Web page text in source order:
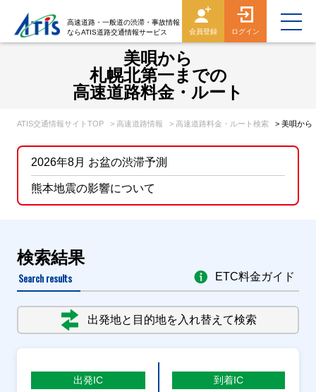
高速道路・一般道の渋滞・事故情報
ならATIS道路交通情報サービス
会員登録 ログイン
美唄から
札幌北第一までの
高速道路料金・ルート
ATIS交通情報サイトTOP > 高速道路情報 > 高速道路料金・ルート検索 > 美唄から
2026年8月 お盆の渋滞予測
熊本地震の影響について
検索結果
Search results
出発地と目的地を入れ替えて検索
ETC料金ガイド
出発IC 到着IC